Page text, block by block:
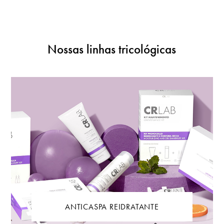
Nossas linhas tricológicas
ANTICASPA REIDRATANTE